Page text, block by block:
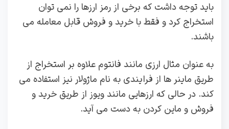
باید توجه داشت که برخی از رمز ارزها را نمی توان
استخراج کرد و فقط با خرید و فروش قابل معامله می
باشند.
به عنوان مثال ارزی مانند فانتوم علاوه بر استخراج از
طریق ماینر ها از فرایندی به نام ماژولار نیز استفاده می
کند. در حالی که ارزهایی مانند ویوز از طریق خرید و
فروش و ماین کردن به دست می آید.